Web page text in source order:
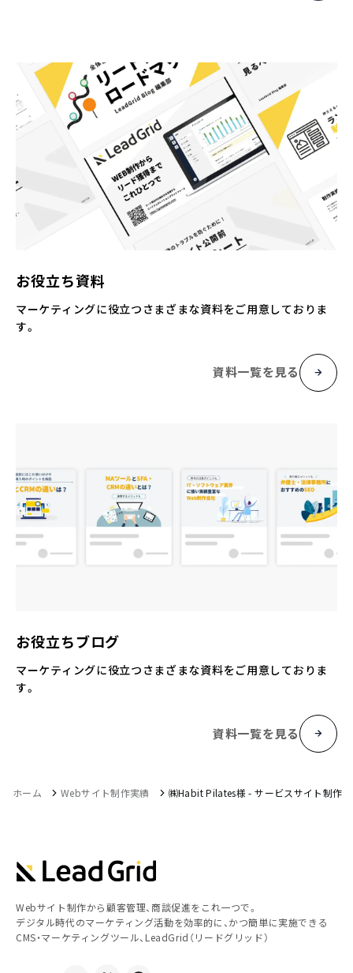
お役立ち資料
マーケティングに役立つさまざまな資料をご用意しておりま
す。
資料一覧を見る
お役立ちブログ
マーケティングに役立つさまざまな資料をご用意しておりま
す。
資料一覧を見る
ホーム Webサイト制作実績 ㈱Habit Pilates様 - サービスサイト制作
Webサイト制作から顧客管理、商談促進をこれ一つで。
デジタル時代のマーケティング活動を効率的に、かつ簡単に実施できる
CMS・マーケティングツール、LeadGrid（リードグリッド）